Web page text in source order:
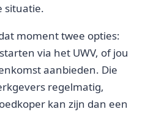
situatie.
moment twee opties:
via het UWV, of jou
aanbieden. Die
regelmatig,
kan zijn dan een